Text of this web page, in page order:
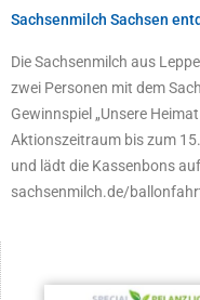
Sachsenmilch Sachsen
Die Sachsenmilch aus
zwei Personen mit dem
Gewinnspiel „Unsere
Aktionszeitraum bis zum
und lädt die Kassenbons
sachsenmilch.de/